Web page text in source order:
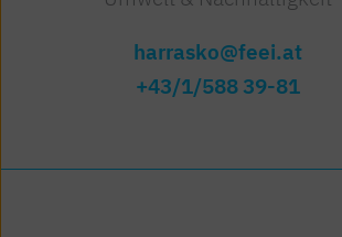
harrasko@feei.at
+43/1/588 39-81